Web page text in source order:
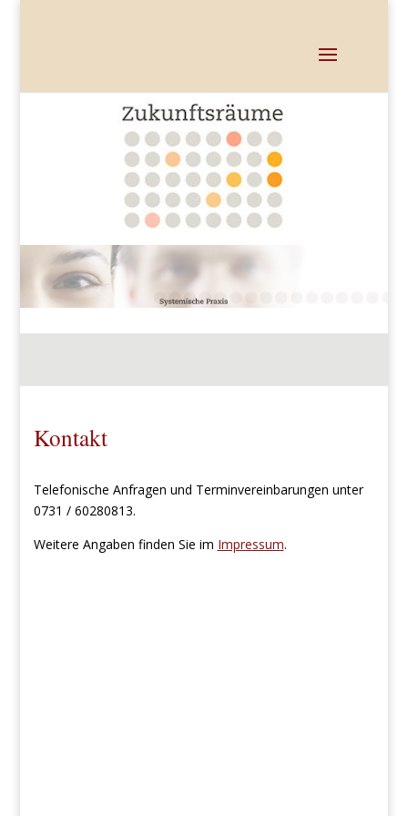
Kontakt
Telefonische Anfragen und Terminvereinbarungen unter
0731 / 60280813.
Weitere Angaben finden Sie im Impressum.